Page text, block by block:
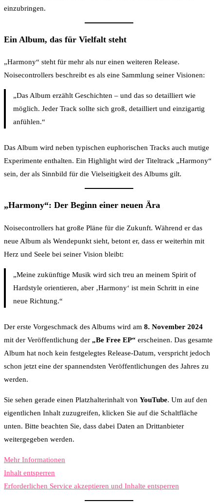
einzubringen.
Ein Album, das für Vielfalt steht
„Harmony“ steht für mehr als nur einen weiteren Release.
Noisecontrollers beschreibt es als eine Sammlung seiner Visionen:
„Das Album erzählt Geschichten – und das so detailliert wie
möglich. Jeder Track sollte sich groß, detailliert und einzigartig
anfühlen.“
Das Album wird neben typischen euphorischen Tracks auch mutige
Experimente enthalten. Ein Highlight wird der Titeltrack „Harmony“
sein, der als Sinnbild für die Vielseitigkeit des Albums gilt.
„Harmony“: Der Beginn einer neuen Ära
Noisecontrollers hat große Pläne für die Zukunft. Während er das
neue Album als Wendepunkt sieht, betont er, dass er weiterhin mit
Herz und Seele bei seiner Vision bleibt:
„Meine zukünftige Musik wird sich treu an meinem Spirit of
Hardstyle orientieren, aber ‚Harmony‘ ist mein Schritt in eine
neue Richtung.“
Der erste Vorgeschmack des Albums wird am 8. November 2024
mit der Veröffentlichung der „Be Free EP“ erscheinen. Das gesamte
Album hat noch kein festgelegtes Release-Datum, verspricht jedoch
schon jetzt eine der spannendsten Veröffentlichungen des Jahres zu
werden.
Sie sehen gerade einen Platzhalterinhalt von YouTube. Um auf den
eigentlichen Inhalt zuzugreifen, klicken Sie auf die Schaltfläche
unten. Bitte beachten Sie, dass dabei Daten an Drittanbieter
weitergegeben werden.
Mehr Informationen
Inhalt entsperren
Erforderlichen Service akzeptieren und Inhalte entsperren